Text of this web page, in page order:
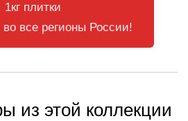
1кг плитки
все регионы России!
из этой коллекции